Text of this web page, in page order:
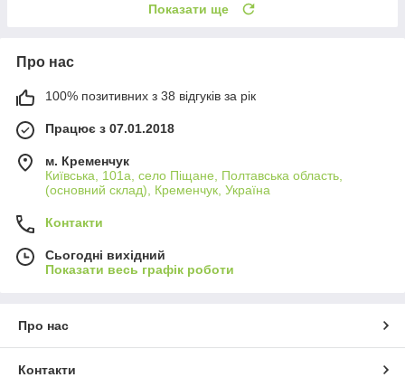
Показати ще
Про нас
100% позитивних з 38 відгуків за рік
Працює з 07.01.2018
м. Кременчук
Київська, 101а, село Піщане, Полтавська область,
(основний склад), Кременчук, Україна
Контакти
Сьогодні вихідний
Показати весь графік роботи
Про нас
Контакти